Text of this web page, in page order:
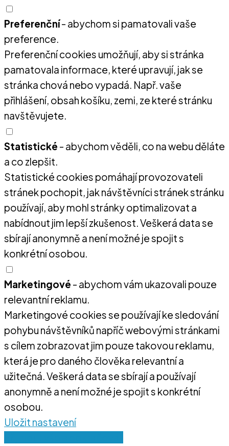
Preferenční- abychom si pamatovali vaše
preference.
Preferenční cookies umožňují, aby si stránka
pamatovala informace, které upravují, jak se
stránka chová nebo vypadá. Např. vaše
přihlášení, obsah košíku, zemi, ze které stránku
navštěvujete.
Statistické - abychom věděli, co na webu děláte
a co zlepšit.
Statistické cookies pomáhají provozovateli
stránek pochopit, jak návštěvníci stránek stránku
používají, aby mohl stránky optimalizovat a
nabídnout jim lepší zkušenost. Veškerá data se
sbírají anonymně a není možné je spojit s
konkrétní osobou.
Marketingové - abychom vám ukazovali pouze
relevantní reklamu.
Marketingové cookies se používají ke sledování
pohybu návštěvníků napříč webovými stránkami
s cílem zobrazovat jim pouze takovou reklamu,
která je pro daného člověka relevantní a
užitečná. Veškerá data se sbírají a používají
anonymně a není možné je spojit s konkrétní
osobou.
Uložit nastavení